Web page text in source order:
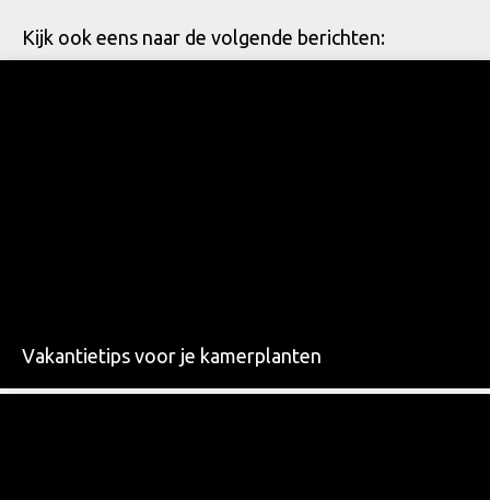
Kijk ook eens naar de volgende berichten:
Vakantietips voor je kamerplanten